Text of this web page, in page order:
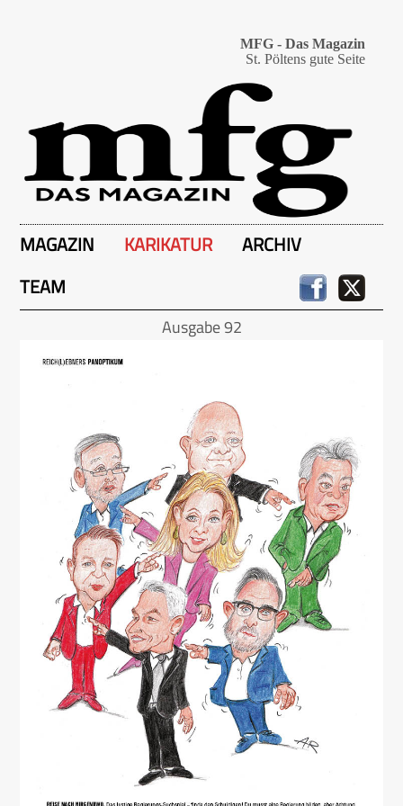
MFG - Das Magazin
St. Pöltens gute Seite
MAGAZIN KARIKATUR
ARCHIV
TEAM
Ausgabe 92